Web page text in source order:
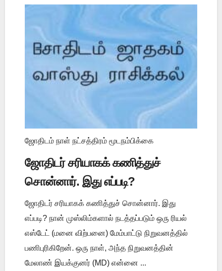
ஜோதிடம் நாள் நட்சத்திரம் மூடநம்பிக்கை
ஜோதிடர் சரியாகக் கணித்துச்
சொன்னார். இது எப்படி?
ஜோதிடர் சரியாகக் கணித்துச் சொன்னார். இது
எப்படி? நான் முஸ்லிம்களால் நடத்தப்படும் ஒரு ரியல்
எஸ்டேட் (மனை விற்பனை) மேம்பாட்டு நிறுவனத்தில்
பணிபுரிகிறேன். ஒரு நாள், அந்த நிறுவனத்தின்
மேலாண் இயக்குனர் (MD) என்னை ...